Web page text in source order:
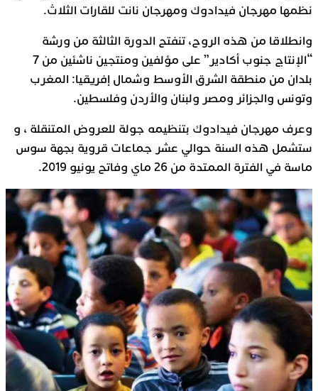
نظمها مهرجان فيدادوك ومهرجان نانت للقارات الثلاث.
وانطلاقا من هذه الروح، تنفتح الدورة الثالثة من ورشة
“الإنتاج جنوب أكادير” على مؤلفين ومنتجين ناشئين من 7
بلدان من منطقة الشرق الأوسط وشمال إفريقيا: المغرب
وتونس والجزائر ومصر ولبنان والأردن وفلسطين.
وعرف مهرجان فيدادوك بتنظيمه جولة للعروض المتنقلة ، و
ستشمل هذه السنة حوالي عشر جماعات قروية بجهة سوس
ماسة في الفترة الممتدة من 26 ماي وفاتح يونيو 2019.